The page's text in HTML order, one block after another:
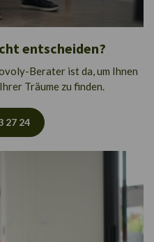
entscheiden?
Berater ist da, um Ihnen
Träume zu finden.
27 24